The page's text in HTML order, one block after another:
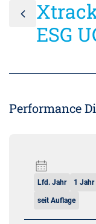
ESG
Performance
Lfd. Jahr 1 Jahr
seit Auflage